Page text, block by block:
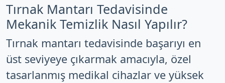
Tırnak Mantarı Tedavisinde
Mekanik Temizlik Nasıl Yapılır?
Tırnak mantarı tedavisinde başarıyı en
üst seviyeye çıkarmak amacıyla, özel
tasarlanmış medikal cihazlar ve yüksek